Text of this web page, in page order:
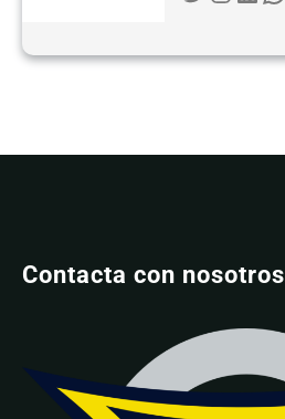
Contacta con nosotros